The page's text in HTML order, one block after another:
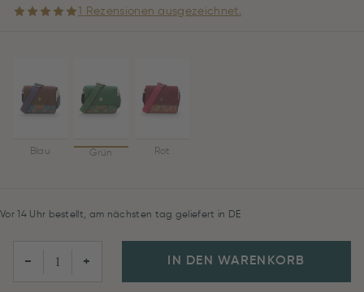
1 Rezensionen ausgezeichnet.
Blau Grün Rot
Vor 14 Uhr bestellt, am nächsten tag geliefert in DE
− + IN DEN WARENKORB